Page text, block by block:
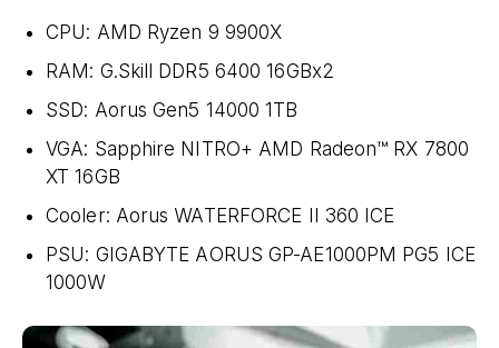
CPU: AMD Ryzen 9 9900X
RAM: G.Skill DDR5 6400 16GBx2
SSD: Aorus Gen5 14000 1TB
VGA: Sapphire NITRO+ AMD Radeon™ RX 7800
XT 16GB
Cooler: Aorus WATERFORCE II 360 ICE
PSU: GIGABYTE AORUS GP-AE1000PM PG5 ICE
1000W